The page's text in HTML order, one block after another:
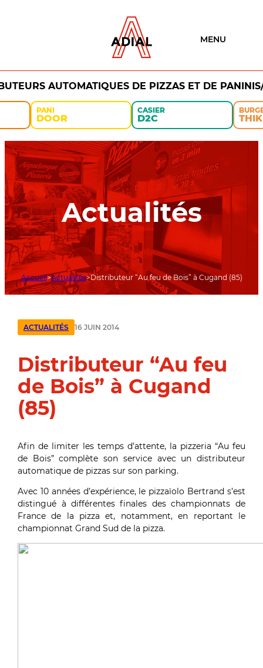
MENU
AUTOMATIQUES DE PIZZAS ET DE
PANI
DOOR
CASIER
D2C THIK
Actualités
Accueil Actualités Distributeur “Au feu de Bois” à Cugand (85)
ACTUALITÉS 16 JUIN 2014
Distributeur “Au feu
de Bois” à Cugand
(85)
Afin de limiter les temps d’attente, la pizzeria “Au feu
de Bois” complète son service avec un distributeur
automatique de pizzas sur son parking.
Avec 10 années d’expérience, le pizzaïolo Bertrand s’est
distingué à différentes finales des championnats de
France de la pizza et, notamment, en reportant le
championnat Grand Sud de la pizza.